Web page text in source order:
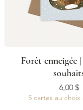
Forêt enneigée
Prix
6,00 $
5 cartes au choix